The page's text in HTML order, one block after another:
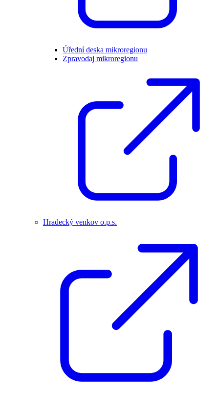
Úřední deska mikroregionu
Zpravodaj mikroregionu
Hradecký venkov o.p.s.